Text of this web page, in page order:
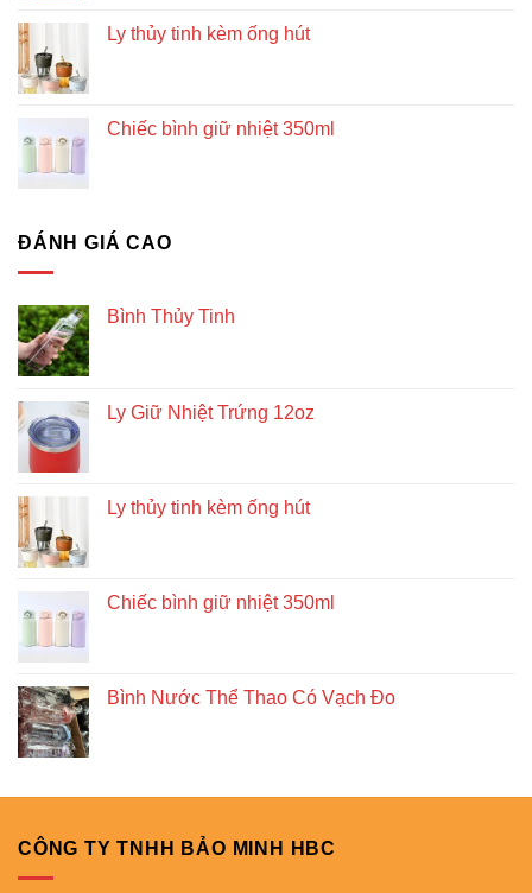
Ly thủy tinh kèm ống hút
Chiếc bình giữ nhiệt 350ml
ĐÁNH GIÁ CAO
Bình Thủy Tinh
Ly Giữ Nhiệt Trứng 12oz
Ly thủy tinh kèm ống hút
Chiếc bình giữ nhiệt 350ml
Bình Nước Thể Thao Có Vạch Đo
CÔNG TY TNHH BẢO MINH HBC